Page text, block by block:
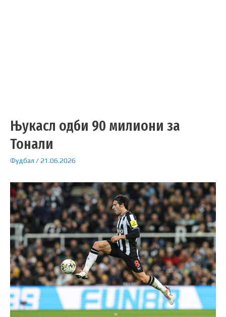
Њукасл одби 90 милиони за
Тонали
Фудбал /21.06.2026